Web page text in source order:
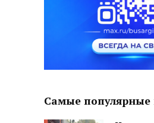
Самые популярные